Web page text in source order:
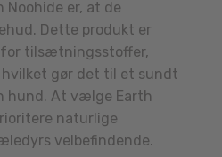
er, at de
Dette produkt er
tilsætningsstoffer,
hvilket gør det til et sundt
hund. At vælge Earth
naturlige
velbefindende.